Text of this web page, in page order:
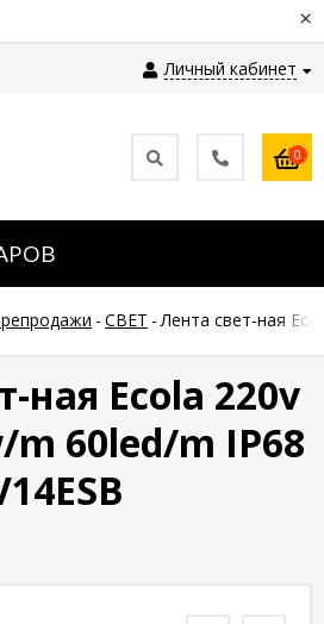
×
Личный кабинет
0
- СВЕТ - Лента свет-ная
ная Ecola 220v
m 60led/m IP68